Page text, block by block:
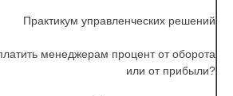
Практикум управленческих решений
менеджерам процент от оборота
или от прибыли?